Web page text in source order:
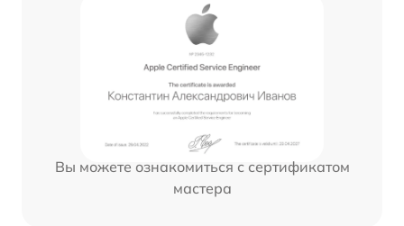
Вы можете ознакомиться с сертификатом
мастера